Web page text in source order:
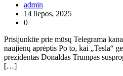
admin
14 liepos, 2025
0
Prisijunkite prie mūsų Telegrama
naujienų aprėptis Po to, kai „Tesla“
prezidentas Donaldas Trumpas
[…]